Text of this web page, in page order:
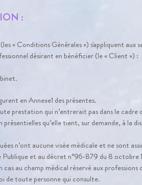
:
« Conditions Générales ») s'appliquent aux
désirant en bénéficier (le « Client ») :
en Annexe1 des présentes.
prestation qui n’entrerait pas dans le cadre
qu’elle tient, sur demande, à la
n’ont aucune visée médicale et ne sont
et au décret n°96-879 du 8 octobre
au champ médical réservé aux professions
de toute personne qui consulte.